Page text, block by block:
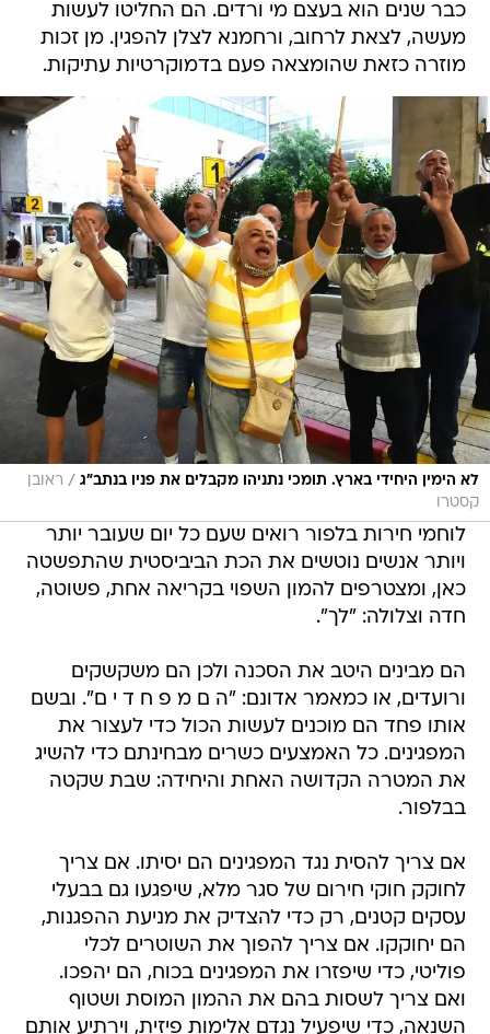
כבר שנים הוא בעצם מי ורדים. הם החליטו לעשות
מעשה, לצאת לרחוב, ורחמנא לצלן להפגין. מן זכות
מוזרה כזאת שהומצאה פעם בדמוקרטיות עתיקות.
לא הימין היחידי בארץ. תומכי נתניהו מקבלים את פניו בנתב"ג / ראובן
קסטרו
לוחמי חירות בלפור רואים שעם כל יום שעובר יותר
ויותר אנשים נוטשים את הכת הביביסטית שהתפשטה
כאן, ומצטרפים להמון השפוי בקריאה אחת, פשוטה,
חדה וצלולה: "לך".
הם מבינים היטב את הסכנה ולכן הם משקשקים
ורועדים, או כמאמר אדונם: "ה ם מ פ ח ד י ם". ובשם
אותו פחד הם מוכנים לעשות הכול כדי לעצור את
המפגינים. כל האמצעים כשרים מבחינתם כדי להשיג
את המטרה הקדושה האחת והיחידה: שבת שקטה
בבלפור.
אם צריך להסית נגד המפגינים הם יסיתו. אם צריך
לחוקק חוקי חירום של סגר מלא, שיפגעו גם בבעלי
עסקים קטנים, רק כדי להצדיק את מניעת ההפגנות,
הם יחוקקו. אם צריך להפוך את השוטרים לכלי
פוליטי, כדי שיפזרו את המפגינים בכוח, הם יהפכו.
ואם צריך לשסות בהם את ההמון המוסת ושטוף
השנאה, כדי שיפעיל נגדם אלימות פיזית, וירתיע אותם